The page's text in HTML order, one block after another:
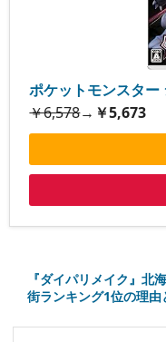
ポケットモンスタ
￥6,578→ ￥5,673
『ダイパリメイク』北
街ランキング1位の理